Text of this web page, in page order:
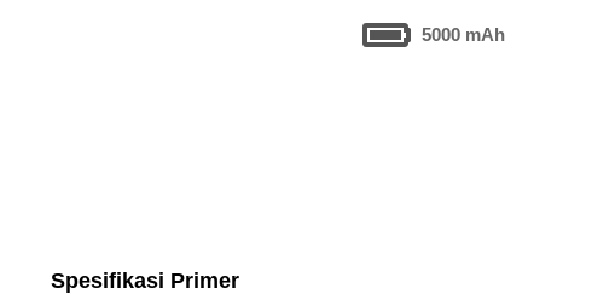
5000 mAh
Spesifikasi Primer